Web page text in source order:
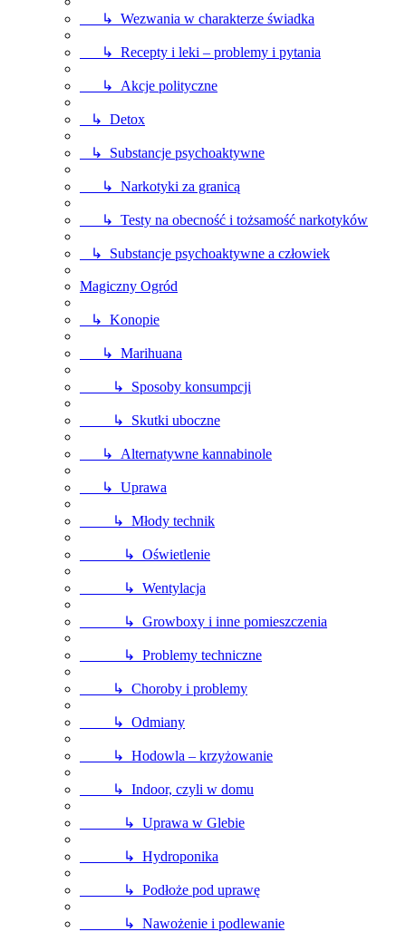
↳ Wezwania w charakterze świadka
↳ Recepty i leki – problemy i pytania
↳ Akcje polityczne
↳ Detox
↳ Substancje psychoaktywne
↳ Narkotyki za granicą
↳ Testy na obecność i tożsamość narkotyków
↳ Substancje psychoaktywne a człowiek
Magiczny Ogród
↳ Konopie
↳ Marihuana
↳ Sposoby konsumpcji
↳ Skutki uboczne
↳ Alternatywne kannabinole
↳ Uprawa
↳ Młody technik
↳ Oświetlenie
↳ Wentylacja
↳ Growboxy i inne pomieszczenia
↳ Problemy techniczne
↳ Choroby i problemy
↳ Odmiany
↳ Hodowla – krzyżowanie
↳ Indoor, czyli w domu
↳ Uprawa w Glebie
↳ Hydroponika
↳ Podłoże pod uprawę
↳ Nawożenie i podlewanie